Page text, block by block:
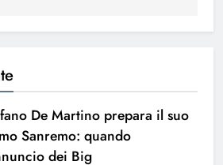
De Martino prepara il suo
Sanremo: quando
dei Big